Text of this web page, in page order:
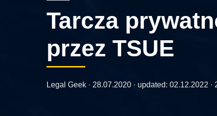
Tarcza
przez TSUE
Legal Geek · 28.07.2020 · updated: 02.12.2022 ·